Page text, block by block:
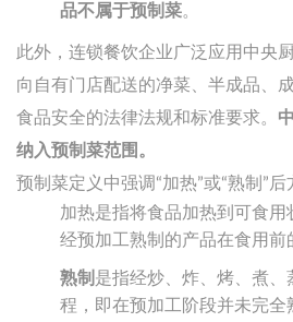
品不属于预制菜。
此外，连锁餐饮企业广泛应用中央
向自有门店配送的净菜、半成品、
食品安全的法律法规和标准要求。
纳入预制菜范围。
预制菜定义中强调“加热”或“熟制”
加热是指将食品加热到可食
经预加工熟制的产品在食用前
熟制 是指经炒、炸、烤、煮、
程，即在预加工阶段并未完